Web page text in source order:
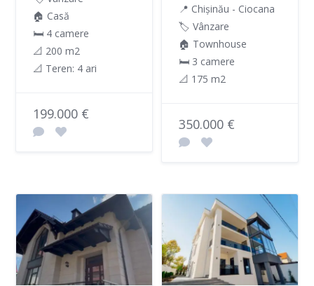
🏠 Casă
🛏 4 camere
📐 200 m2
📐 Teren: 4 ari
199.000 €
📍 Chișinău - Ciocana
🏷️ Vânzare
🏠 Townhouse
🛏 3 camere
📐 175 m2
350.000 €